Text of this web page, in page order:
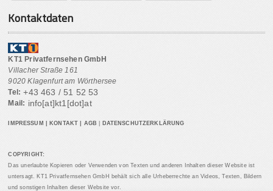
Kontaktdaten
KT1 Privatfernsehen GmbH
Villacher Straße 161
9020 Klagenfurt am Wörthersee
Tel: +43 463 / 51 52 53
Mail: info[at]kt1[dot]at
IMPRESSUM KONTAKT AGB DATENSCHUTZERKLÄRUNG
COPYRIGHT:
Das unerlaubte Kopieren oder Verwenden von Texten und anderen Inhalten dieser Website ist
untersagt. KT1 Privatfernsehen GmbH behält sich alle Urheberrechte an Videos, Texten, Bildern
und sonstigen Inhalten dieser Website vor.